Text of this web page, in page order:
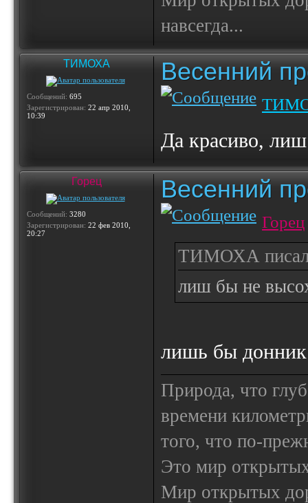
навсегда...
ТИМОХА
Сообщений: 695
Зарегистрирован: 22 апр 2010,
10:39
Весенний
Да красиво,
Горец
Сообщений: 3280
Зарегистрирован: 22 фев 2010,
20:27
Весенний
Горец
ТИМОХА
лиш бы не
лишь бы
Природа, что
времени
того, что по-
Это мир
Мир открытых